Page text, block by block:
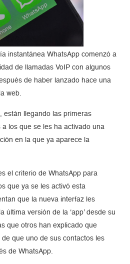
instantánea WhatsApp comenzó a
de llamadas VoIP con algunos
de haber lanzado hace una
web.
están llegando las primeras
los que se les ha activado una
en la que ya aparece la
el criterio de WhatsApp para
que ya se les activó esta
que la nueva interfaz les
última versión de la ‘app’ desde su
que otros han explicado que
que uno de sus contactos les
de WhatsApp.